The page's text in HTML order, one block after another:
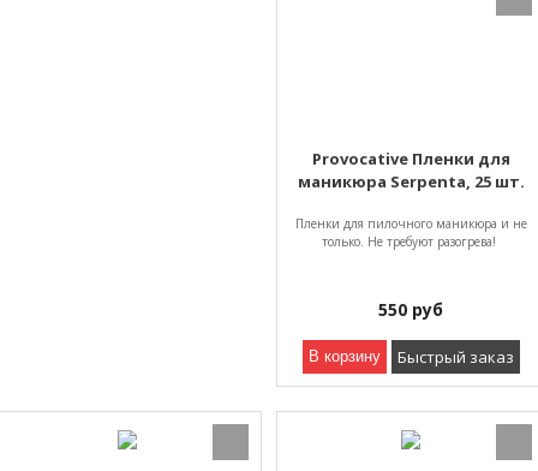
Provocative Пленки для
маникюра Serpenta, 25 шт.
Пленки для пилочного маникюра и не
только. Не требуют разогрева!
550 руб
В корзину Быстрый заказ